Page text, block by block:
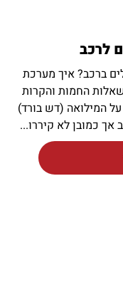
לרכב
ברכב? איך מערכת
החמות והקרות
המילואה (דש בורד)
אך כמובן לא קיררו